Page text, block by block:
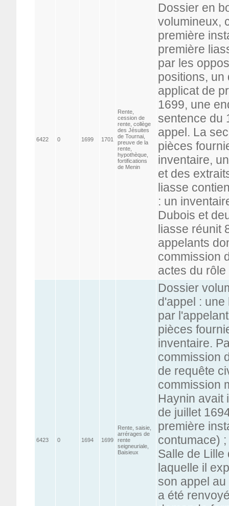
6422 0 1699 1701
Rente,
cession de
rente, collège
des Jésuites
de Tournai,
preuve de la
rente,
hypothèque,
fortifications
de Menin
Dossier en
volumineux,
première
première
par les
positions, un
applicat de
1699, une
sentence du
appel. La
pièces
inventaire,
et des
liasse
: un
Dubois et
liasse réunit
appelants
commission
actes du
6423 0 1694 1699
Rente, saisie,
arrérages de
rente
seigneuriale,
Baisieux
Dossier
d'appel :
par
pièces
inventaire.
commission
de requête
commission
Haynin avait
de juillet
première
contumace)
Salle de
laquelle il
son appel
a été